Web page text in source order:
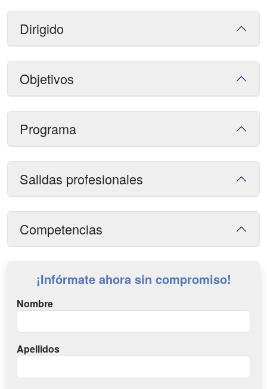
Dirigido
Objetivos
Programa
Salidas profesionales
Competencias
¡Infórmate ahora sin compromiso!
Nombre
Apellidos